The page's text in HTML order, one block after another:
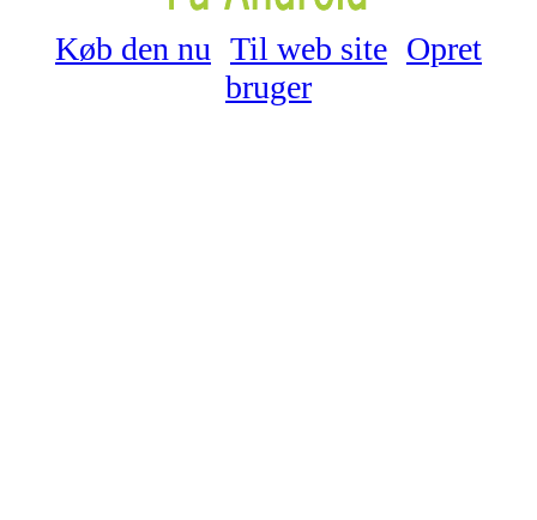
Køb den nu Til web site Opret
bruger